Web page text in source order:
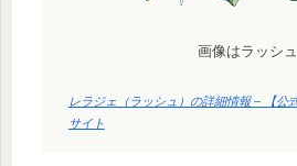
画像はラッシュ
レラジェ（ラッシュ）の詳細情報 – 【公
サイト